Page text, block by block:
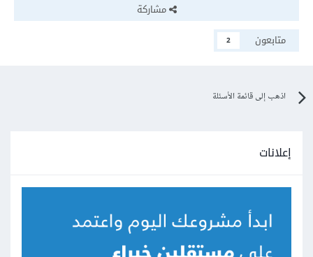
مشاركة
متابعون
2
اذهب إلى قائمة الأسئلة
إعلانات